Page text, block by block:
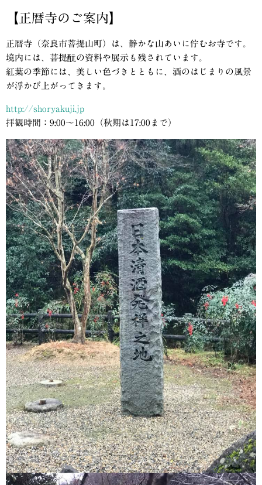
【正暦寺のご案内】
正暦寺（奈良市菩提山町）は、静かな山あいに佇むお寺です。
境内には、菩提酛の資料や展示も残されています。
紅葉の季節には、美しい色づきとともに、酒のはじまりの風景
が浮かび上がってきます。
http://shoryakuji.jp
拝観時間：9:00〜16:00（秋期は17:00まで）